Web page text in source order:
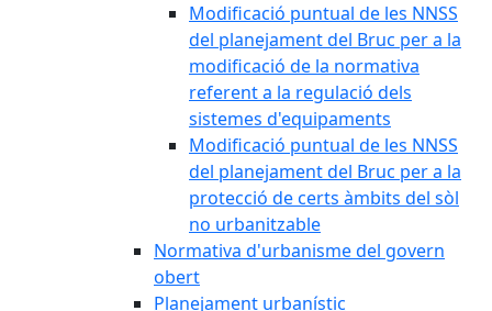
Modificació puntual de les NNSS
del planejament del Bruc per a la
modificació de la normativa
referent a la regulació dels
sistemes d'equipaments
Modificació puntual de les NNSS
del planejament del Bruc per a la
protecció de certs àmbits del sòl
no urbanitzable
Normativa d'urbanisme del govern
obert
Planejament urbanístic